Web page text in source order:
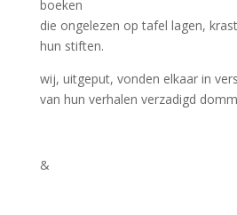
boeken
die ongelezen op tafel lagen,
hun stiften.
wij, uitgeput, vonden elkaar in
van hun verhalen verzadigd
&